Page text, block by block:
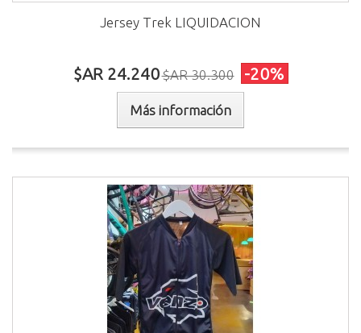
Jersey Trek LIQUIDACION
$AR 24.240$AR 30.300 -20%
Más información